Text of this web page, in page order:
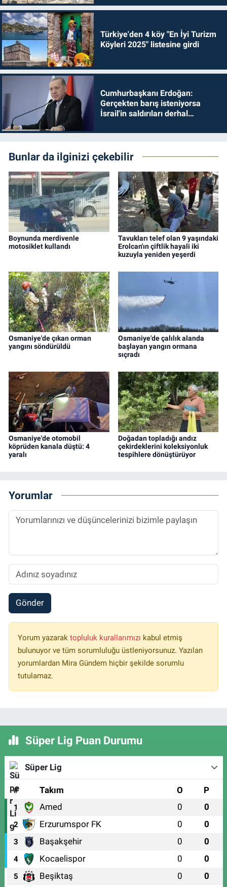
Türkiye'den 4 köy "En İyi Turizm
Köyleri 2025" listesine girdi
Cumhurbaşkanı Erdoğan:
Gerçekten barış isteniyorsa
İsrail'in saldırıları derhal
Bunlar da ilginizi çekebilir
Boynunda merdivenle
motosiklet kullandı
Tavukları telef olan 9 yaşındaki
Erolcan'ın çiftlik hayali iki
kuzuyla yeniden yeşerdi
Osmaniye'de çıkan orman
yangını söndürüldü
Osmaniye'de çalılık alanda
başlayan yangın ormana
sıçradı
Osmaniye'de otomobil
köprüden kanala düştü: 4
yaralı
Doğadan topladığı andız
çekirdeklerini koleksiyonluk
tespihlere dönüştürüyor
Yorumlar
Gönder
Yorum yazarak topluluk kurallarımızı kabul etmiş
bulunuyor ve tüm sorumluluğu üstleniyorsunuz. Yazılan
yorumlardan Mira Gündem hiçbir şekilde sorumlu
tutulamaz.
Süper Lig Puan Durumu
Süper Lig
# Takım O P
1 Amed 0 0
2 Erzurumspor FK 0 0
3 Başakşehir 0 0
4 Kocaelispor 0 0
5 Beşiktaş 0 0